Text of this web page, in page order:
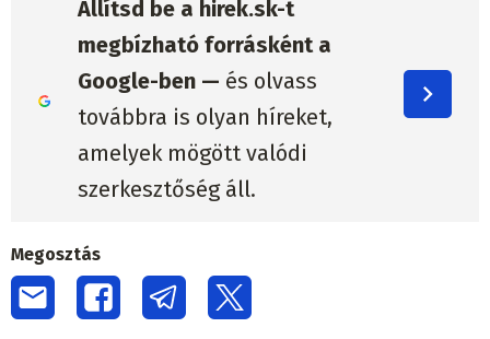
Állítsd be a hirek.sk-t
megbízható forrásként a
Google-ben — és olvass
továbbra is olyan híreket,
amelyek mögött valódi
szerkesztőség áll.
Megosztás